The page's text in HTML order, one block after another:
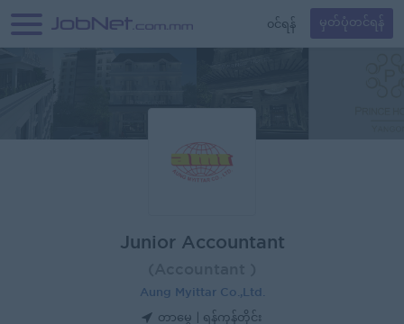
၀င်ရန် မှတ်ပုံတင်ရန်
Junior Accountant
Aung Myittar Co.,Ltd.
တာမွေ | ရန်ကုန်တိုင်း